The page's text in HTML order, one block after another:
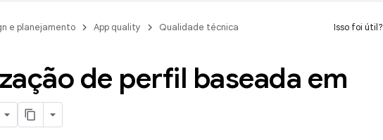
e planejamento App quality Qualidade técnica Isso foi útil?
de perfil baseada em